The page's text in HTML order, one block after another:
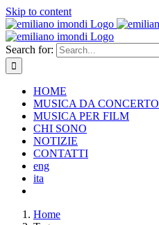
Skip to content
Search for:
HOME
MUSICA DA CONCERTO
MUSICA PER FILM
CHI SONO
NOTIZIE
CONTATTI
eng
ita
Home